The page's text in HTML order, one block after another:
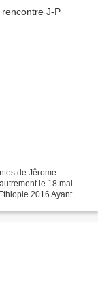
de Jêrome
le 18 mai
2016 Ayant